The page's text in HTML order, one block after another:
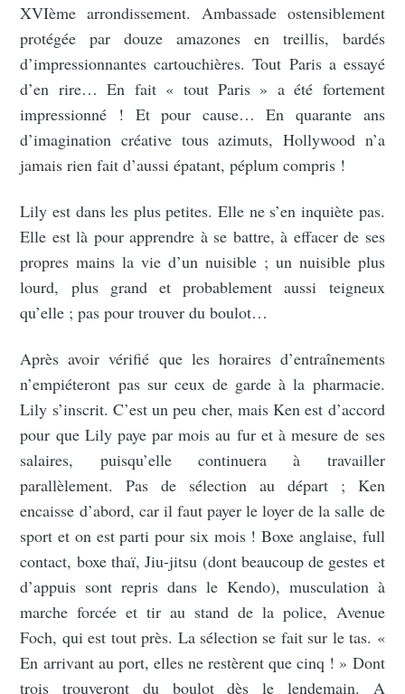
XVIème arrondissement. Ambassade ostensiblement
protégée par douze amazones en treillis, bardés
d’impressionnantes cartouchières. Tout Paris a essayé
d’en rire… En fait « tout Paris » a été fortement
impressionné ! Et pour cause… En quarante ans
d’imagination créative tous azimuts, Hollywood n’a
jamais rien fait d’aussi épatant, péplum compris !
Lily est dans les plus petites. Elle ne s’en inquiète pas.
Elle est là pour apprendre à se battre, à effacer de ses
propres mains la vie d’un nuisible ; un nuisible plus
lourd, plus grand et probablement aussi teigneux
qu’elle ; pas pour trouver du boulot…
Après avoir vérifié que les horaires d’entraînements
n’empiéteront pas sur ceux de garde à la pharmacie.
Lily s’inscrit. C’est un peu cher, mais Ken est d’accord
pour que Lily paye par mois au fur et à mesure de ses
salaires, puisqu’elle continuera à travailler
parallèlement. Pas de sélection au départ ; Ken
encaisse d’abord, car il faut payer le loyer de la salle de
sport et on est parti pour six mois ! Boxe anglaise, full
contact, boxe thaï, Jiu-jitsu (dont beaucoup de gestes et
d’appuis sont repris dans le Kendo), musculation à
marche forcée et tir au stand de la police, Avenue
Foch, qui est tout près. La sélection se fait sur le tas. «
En arrivant au port, elles ne restèrent que cinq ! » Dont
trois trouveront du boulot dès le lendemain. A